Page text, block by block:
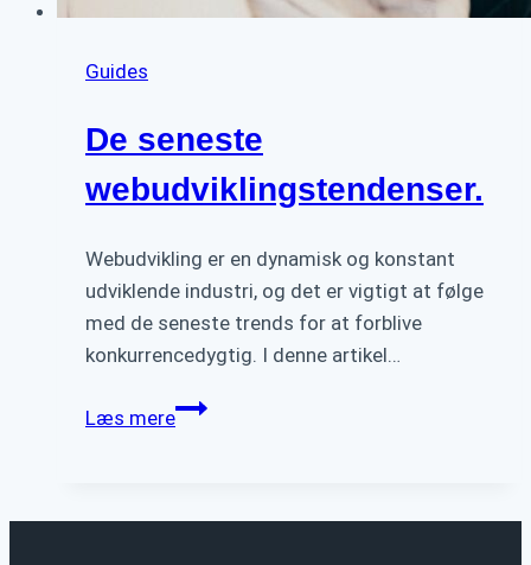
Guides
De seneste
webudviklingstendenser.
Webudvikling er en dynamisk og konstant
udviklende industri, og det er vigtigt at følge
med de seneste trends for at forblive
konkurrencedygtig. I denne artikel…
Læs mereDe